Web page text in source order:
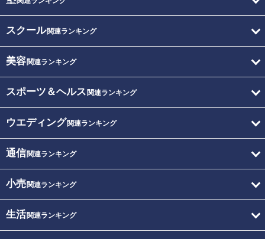
スクール関連ランキング
美容関連ランキング
スポーツ＆ヘルス 関連ランキング
ウエディング関連ランキング
通信関連ランキング
小売関連ランキング
生活関連ランキング